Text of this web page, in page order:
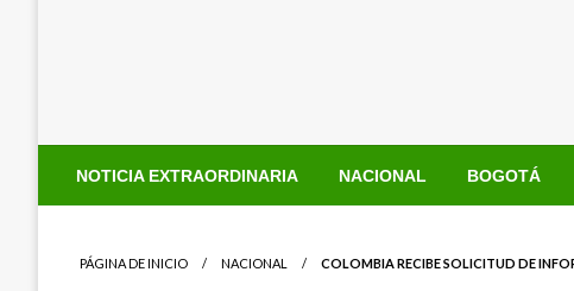
NOTICIA EXTRAORDINARIA NACIONAL BOGOTÁ
PÁGINA DE INICIO NACIONAL COLOMBIA RECIBE SOLICITUD DE